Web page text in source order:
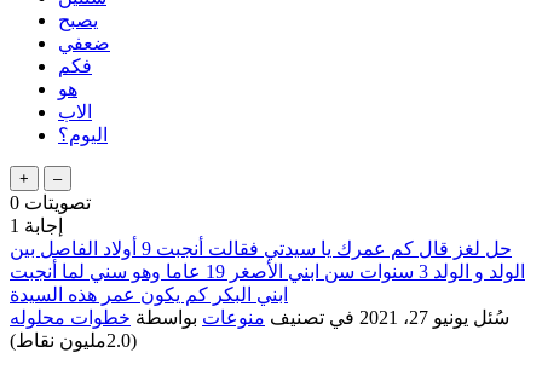
يصبح
ضعفي
فكم
هو
الاب
اليوم؟
0 تصويتات
1 إجابة
حل لغز قال كم عمرك يا سيدتي فقالت أنجبت 9 أولاد الفاصل بين
الولد و الولد 3 سنوات سن ابني الأصغر 19 عاما وهو سني لما أنجبت
ابني البكر كم يكون عمر هذه السيدة
سُئل يونيو 27، 2021 في تصنيف منوعات بواسطة خطوات محلوله
(2.0مليون نقاط)